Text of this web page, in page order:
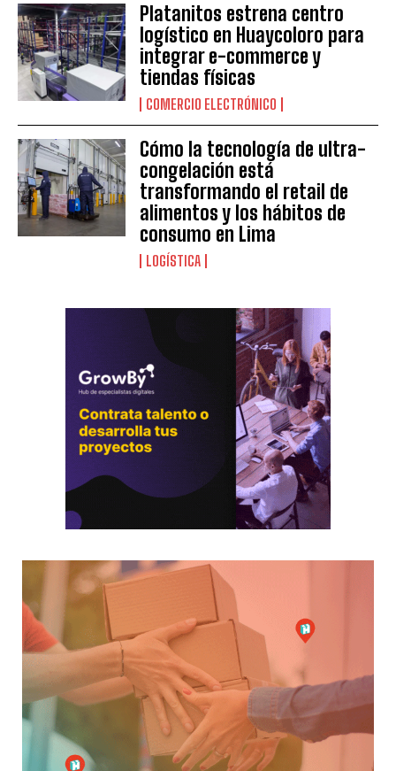
Platanitos estrena centro
logístico en Huaycoloro para
integrar e-commerce y
tiendas físicas
COMERCIO ELECTRÓNICO
Cómo la tecnología de ultra-
congelación está
transformando el retail de
alimentos y los hábitos de
consumo en Lima
LOGÍSTICA